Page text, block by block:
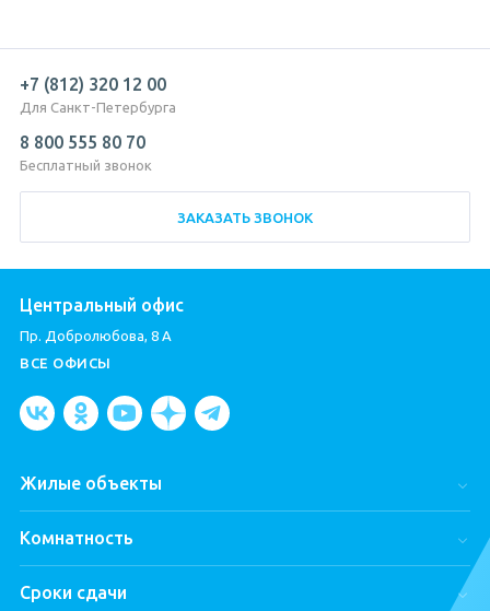
+7 (812) 320 12 00
Для Санкт-Петербурга
8 800 555 80 70
Бесплатный звонок
ЗАКАЗАТЬ ЗВОНОК
Жилые объекты
Комнатность
Однокомнатные
Сроки сдачи
Центральный офис
Пр. Добролюбова, 8 А
ВСЕ ОФИСЫ